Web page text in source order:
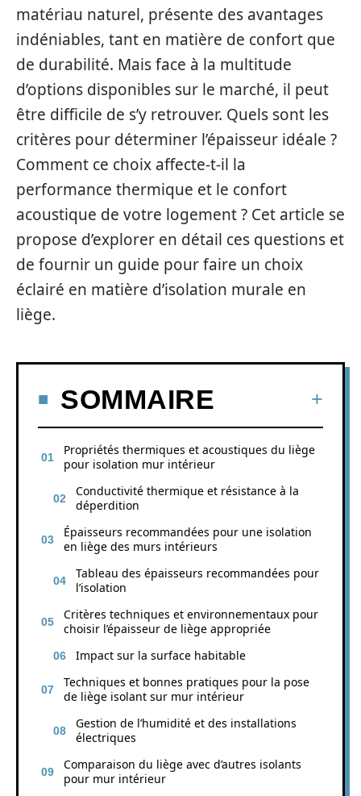
matériau naturel, présente des avantages
indéniables, tant en matière de confort que
de durabilité. Mais face à la multitude
d’options disponibles sur le marché, il peut
être difficile de s’y retrouver. Quels sont les
critères pour déterminer l’épaisseur idéale ?
Comment ce choix affecte-t-il la
performance thermique et le confort
acoustique de votre logement ? Cet article se
propose d’explorer en détail ces questions et
de fournir un guide pour faire un choix
éclairé en matière d’isolation murale en
liège.
SOMMAIRE
Propriétés thermiques et acoustiques du liège
pour isolation mur intérieur
Conductivité thermique et résistance à la
déperdition
Épaisseurs recommandées pour une isolation
en liège des murs intérieurs
Tableau des épaisseurs recommandées pour
l’isolation
Critères techniques et environnementaux pour
choisir l’épaisseur de liège appropriée
Impact sur la surface habitable
Techniques et bonnes pratiques pour la pose
de liège isolant sur mur intérieur
Gestion de l’humidité et des installations
électriques
Comparaison du liège avec d’autres isolants
pour mur intérieur